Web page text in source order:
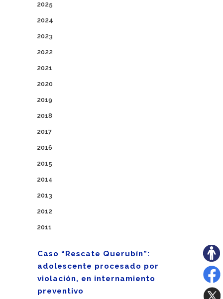
2025
2024
2023
2022
2021
2020
2019
2018
2017
2016
2015
2014
2013
2012
2011
Caso “Rescate Querubín”:
adolescente procesado por
violación, en internamiento
preventivo